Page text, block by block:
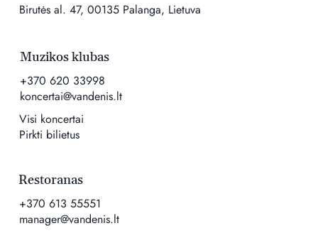
Birutės al. 47, 00135 Palanga, Lietuva
Muzikos klubas
+370 620 33998
koncertai@vandenis.lt
Visi koncertai
Pirkti bilietus
Restoranas
+370 613 55551
manager@vandenis.lt